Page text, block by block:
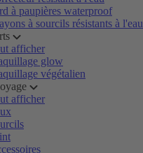
à paupières waterproof
à sourcils résistants à l'eau
afficher
glow
végétalien
afficher